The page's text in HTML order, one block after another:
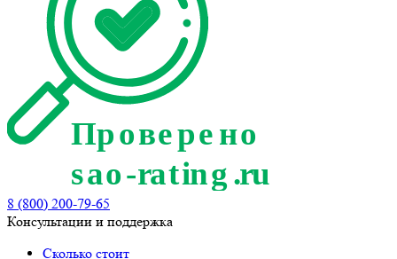
8 (800) 200-79-65
Консультации и поддержка
Сколько стоит